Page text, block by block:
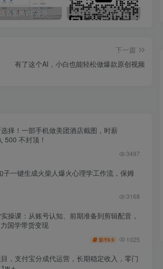
最新无广告水印课程资源 长期更新
下一篇
有了这个AI，小白也能轻松做爆款原创视频
择！一部手机做美团酒店截图，时薪
500 不封顶！
3497
子一键生成火柴人爆火心理学工作流，保姆
3168
操课：从账号认知、前期准备到剪辑配音，
国学带货变现
盟币9.9 1025
，支付宝分成代运营，长期稳定收入，零门